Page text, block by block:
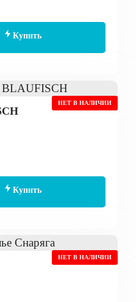
Купить
НЕТ В НАЛИЧИИ
Купить
НЕТ В НАЛИЧИИ